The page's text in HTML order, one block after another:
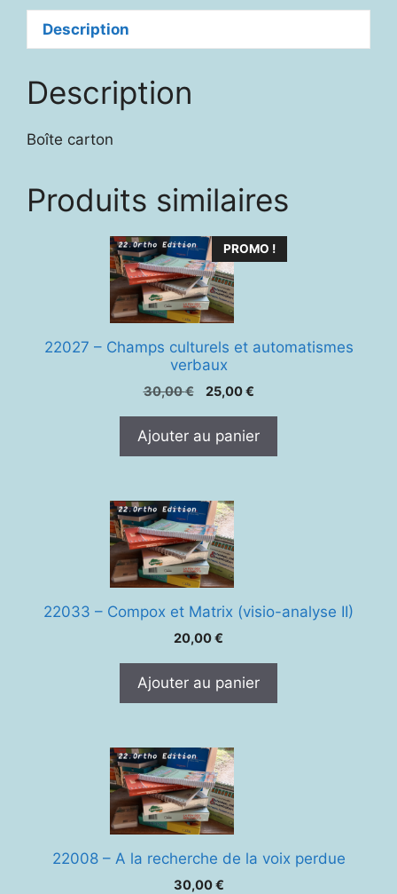
Description
Description
Boîte carton
Produits similaires
PROMO !
22027 – Champs culturels et automatismes
verbaux
30,00€
Le
était :
25,00€Le
est :
Ajouter au panier
22033 – Compox et Matrix (visio-analyse II)
20,00€
Ajouter au panier
22008 – A la recherche de la voix perdue
30,00€